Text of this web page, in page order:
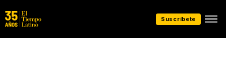
Suscríbete